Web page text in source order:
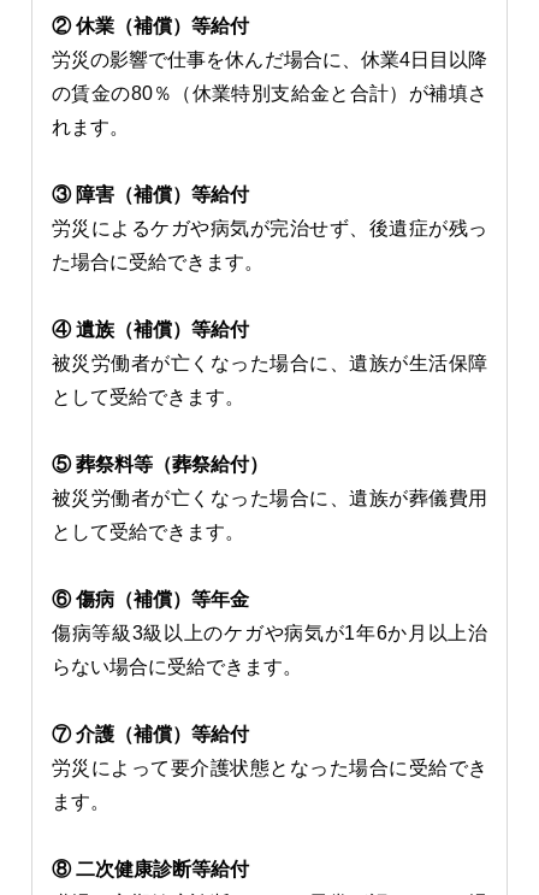
② 休業（補償）等給付
労災の影響で仕事を休んだ場合に、休業4日目以降
の賃金の80％（休業特別支給金と合計）が補填さ
れます。
③ 障害（補償）等給付
労災によるケガや病気が完治せず、後遺症が残っ
た場合に受給できます。
④ 遺族（補償）等給付
被災労働者が亡くなった場合に、遺族が生活保障
として受給できます。
⑤ 葬祭料等（葬祭給付）
被災労働者が亡くなった場合に、遺族が葬儀費用
として受給できます。
⑥ 傷病（補償）等年金
傷病等級3級以上のケガや病気が1年6か月以上治
らない場合に受給できます。
⑦ 介護（補償）等給付
労災によって要介護状態となった場合に受給でき
ます。
⑧ 二次健康診断等給付